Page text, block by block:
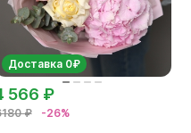
Доставка 0₽
₽ -26%
566 ₽